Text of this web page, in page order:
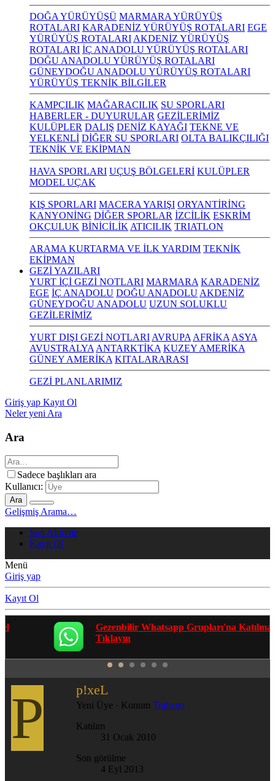
DOĞA YÜRÜYÜŞÜ MARMARA YÜRÜYÜŞ
ROTALARI KARADENİZ YÜRÜYÜŞ ROTALARI EGE
YÜRÜYÜŞ ROTALARI AKDENİZ YÜRÜYÜŞ
ROTALARI İÇ ANADOLU YÜRÜYÜŞ ROTALARI
DOĞU ANADOLU YÜRÜYÜŞ ROTALARI
GÜNEYDOĞU ANADOLU YÜRÜYÜŞ ROTALARI
YÜRÜYÜŞ TEKNİK BİLGİLER
KAMPÇILIK MAĞARACILIK SU SPORLARI
HABERLER - DUYURULAR GEZİLERİMİZ
KULÜPLER DALIŞ DENİZ KAYAĞI TEKNE VE
YELKENLİ DİĞER SU SPORLARI OLTA BALIKÇILIĞI
TEKNİK VE EKİPMAN
HAVA SPORLARI UÇUŞ BÖLGELERİ KULÜPLER
MODEL UÇAK
KIŞ SPORLARI MACERA YARIŞI ORYANTİRİNG
KANYONİNG DİĞER SPORLAR İZCİLİK ESKRİM
OKÇULUK BİNİCİLİK ATICILIK TRIATLON
ARAMA KURTARMA VE İLK YARDIM TEKNİK
EKİPMAN
GEZİ YAZILARI
YURT İÇİ GEZİ NOTLARI MARMARA KARADENİZ
EGE İÇ ANADOLU DOĞU ANADOLU AKDENİZ
GÜNEYDOĞU ANADOLU UZUN SOLUKLU
GEZİLERİMİZ
YURT DIŞI GEZİ NOTLARI AVRUPA AFRİKA ASYA
AVUSTRALYA ANTARKTİKA KUZEY AMERİKA
GÜNEY AMERİKA KITALARARASI
GEZİ PLANLARIMIZ
Giriş yap Kayıt Ol
Neler yeni Ara
Ara
Sadece başlıkları ara
Kullanıcı:
Ara
Gelişmiş Arama…
Son Aktivite
Kayıt Ol
Menü
Giriş yap
Kayıt Ol
Gezenbilir Whatsapp Grupları'na Katılmak İçin
Tıklayın
P p!xeL
Yeni Üye · Konum Trabzon
Katılım
31 Ocak 2010
Son görülme
4 Eyl 2013